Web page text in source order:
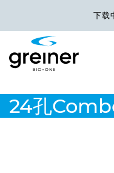
下载
24孔